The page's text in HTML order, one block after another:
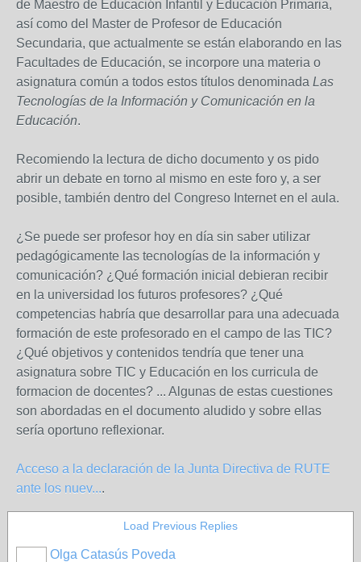
de Maestro de Educación Infantil y Educación Primaria,
así como del Master de Profesor de Educación
Secundaria, que actualmente se están elaborando en las
Facultades de Educación, se incorpore una materia o
asignatura común a todos estos títulos denominada Las
Tecnologías de la Información y Comunicación en la
Educación.
Recomiendo la lectura de dicho documento y os pido
abrir un debate en torno al mismo en este foro y, a ser
posible, también dentro del Congreso Internet en el aula.
¿Se puede ser profesor hoy en día sin saber utilizar
pedagógicamente las tecnologías de la información y
comunicación? ¿Qué formación inicial debieran recibir
en la universidad los futuros profesores? ¿Qué
competencias habría que desarrollar para una adecuada
formación de este profesorado en el campo de las TIC?
¿Qué objetivos y contenidos tendría que tener una
asignatura sobre TIC y Educación en los curricula de
formacion de docentes? ... Algunas de estas cuestiones
son abordadas en el documento aludido y sobre ellas
sería oportuno reflexionar.
Acceso a la declaración de la Junta Directiva de RUTE
ante los nuev....
Load Previous Replies
Olga Catasús Poveda